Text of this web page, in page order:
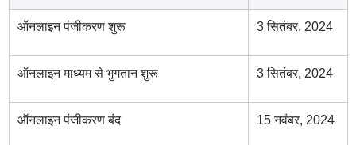
ऑनलाइन पंजीकरण शुरू 3 सितंबर, 2024
ऑनलाइन माध्यम से भुगतान शुरू 3 सितंबर, 2024
ऑनलाइन पंजीकरण बंद 15 नवंबर, 2024